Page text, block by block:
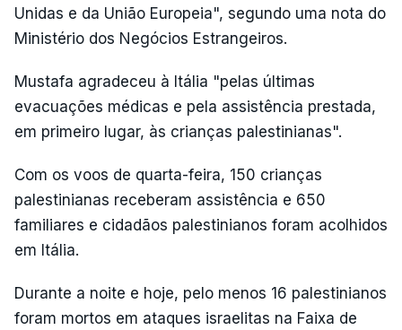
Unidas e da União Europeia", segundo uma nota do
Ministério dos Negócios Estrangeiros.
Mustafa agradeceu à Itália "pelas últimas
evacuações médicas e pela assistência prestada,
em primeiro lugar, às crianças palestinianas".
Com os voos de quarta-feira, 150 crianças
palestinianas receberam assistência e 650
familiares e cidadãos palestinianos foram acolhidos
em Itália.
Durante a noite e hoje, pelo menos 16 palestinianos
foram mortos em ataques israelitas na Faixa de